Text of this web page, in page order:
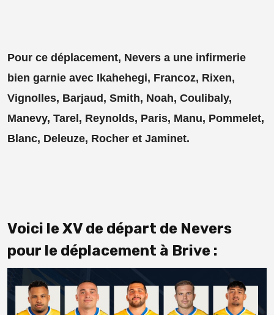
Pour ce déplacement, Nevers a une infirmerie
bien garnie avec Ikahehegi, Francoz, Rixen,
Vignolles, Barjaud, Smith, Noah, Coulibaly,
Manevy, Tarel, Reynolds, Paris, Manu, Pommelet,
Blanc, Deleuze, Rocher et Jaminet.
Voici le XV de départ de Nevers
pour le déplacement à Brive :